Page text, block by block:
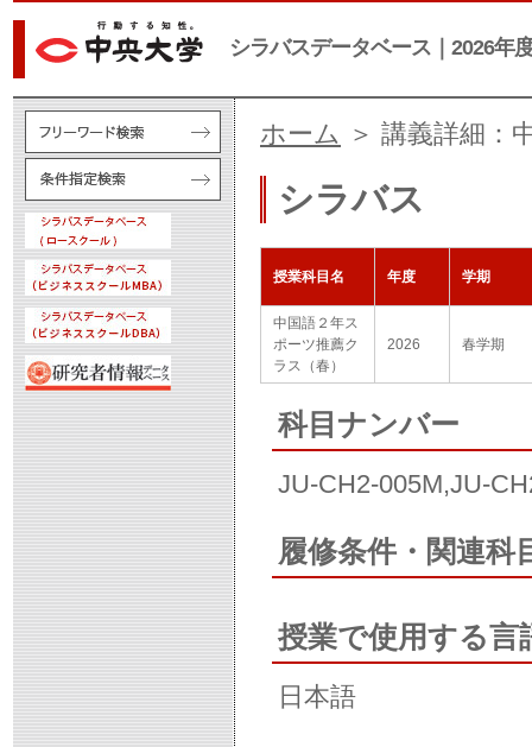
シラバスデータベース｜2026年
ホーム ＞ 講義詳細：
シラバス
授業科目名 年度 学期
中国語２年ス
ポーツ推薦ク
ラス（春）
2026 春学期
科目ナンバー
JU-CH2-005M,JU-
履修条件・関連科
授業で使用する言
日本語